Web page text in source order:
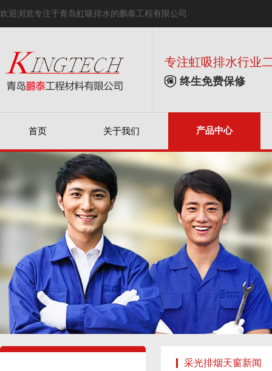
欢迎浏览专注于青岛虹吸排水的鹏泰工程有限公司
专注虹吸排水行业
终生免费保修
首页 关于我们 产品中心
采光排烟天窗新闻